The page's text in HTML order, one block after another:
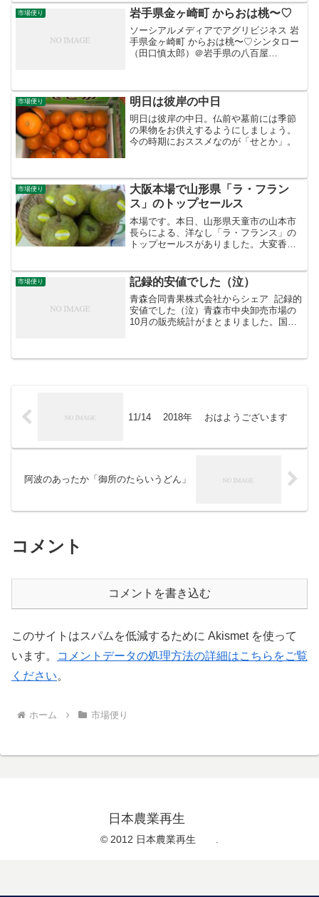
め、さちのか。味の良...
市場便り 岩手県金ヶ崎町 からおは桃〜♡
ソーシアルメディアでアグリビジネス 岩
手県金ヶ崎町 からおは桃〜♡シンタロー
（田口慎太郎）＠岩手県の八百屋‏
が...
市場便り 明日は彼岸の中日
明日は彼岸の中日。仏前や墓前には季節
の果物をお供えするようにしましょう。
今の時期におススメなのが「せとか」。
市場便り
大阪本場で山形県「ラ・フラン
ス」のトップセールス
本場です。本日、山形県天童市の山本市
長らによる、洋なし「ラ・フランス」の
トップセールスがありました。大変香り
市場便り 記録的安値でした（泣）
青森合同青果株式会社からシェア 記録的
安値でした（泣）青森市中央卸売市場の
10月の販売統計がまとまりました。国が
69％。記録的な安値でした。品目別の平
11/14 2018年 おはようございます
阿波のあったか「御所のたらいうどん」
コメント
コメントを書き込む
このサイトはスパムを低減するために Akismet を使って
います。
コメントデータの処理方法の詳細はこちらをご覧
ください。
ホーム 市場便り
日本農業再生
© 2012 日本農業再生 .